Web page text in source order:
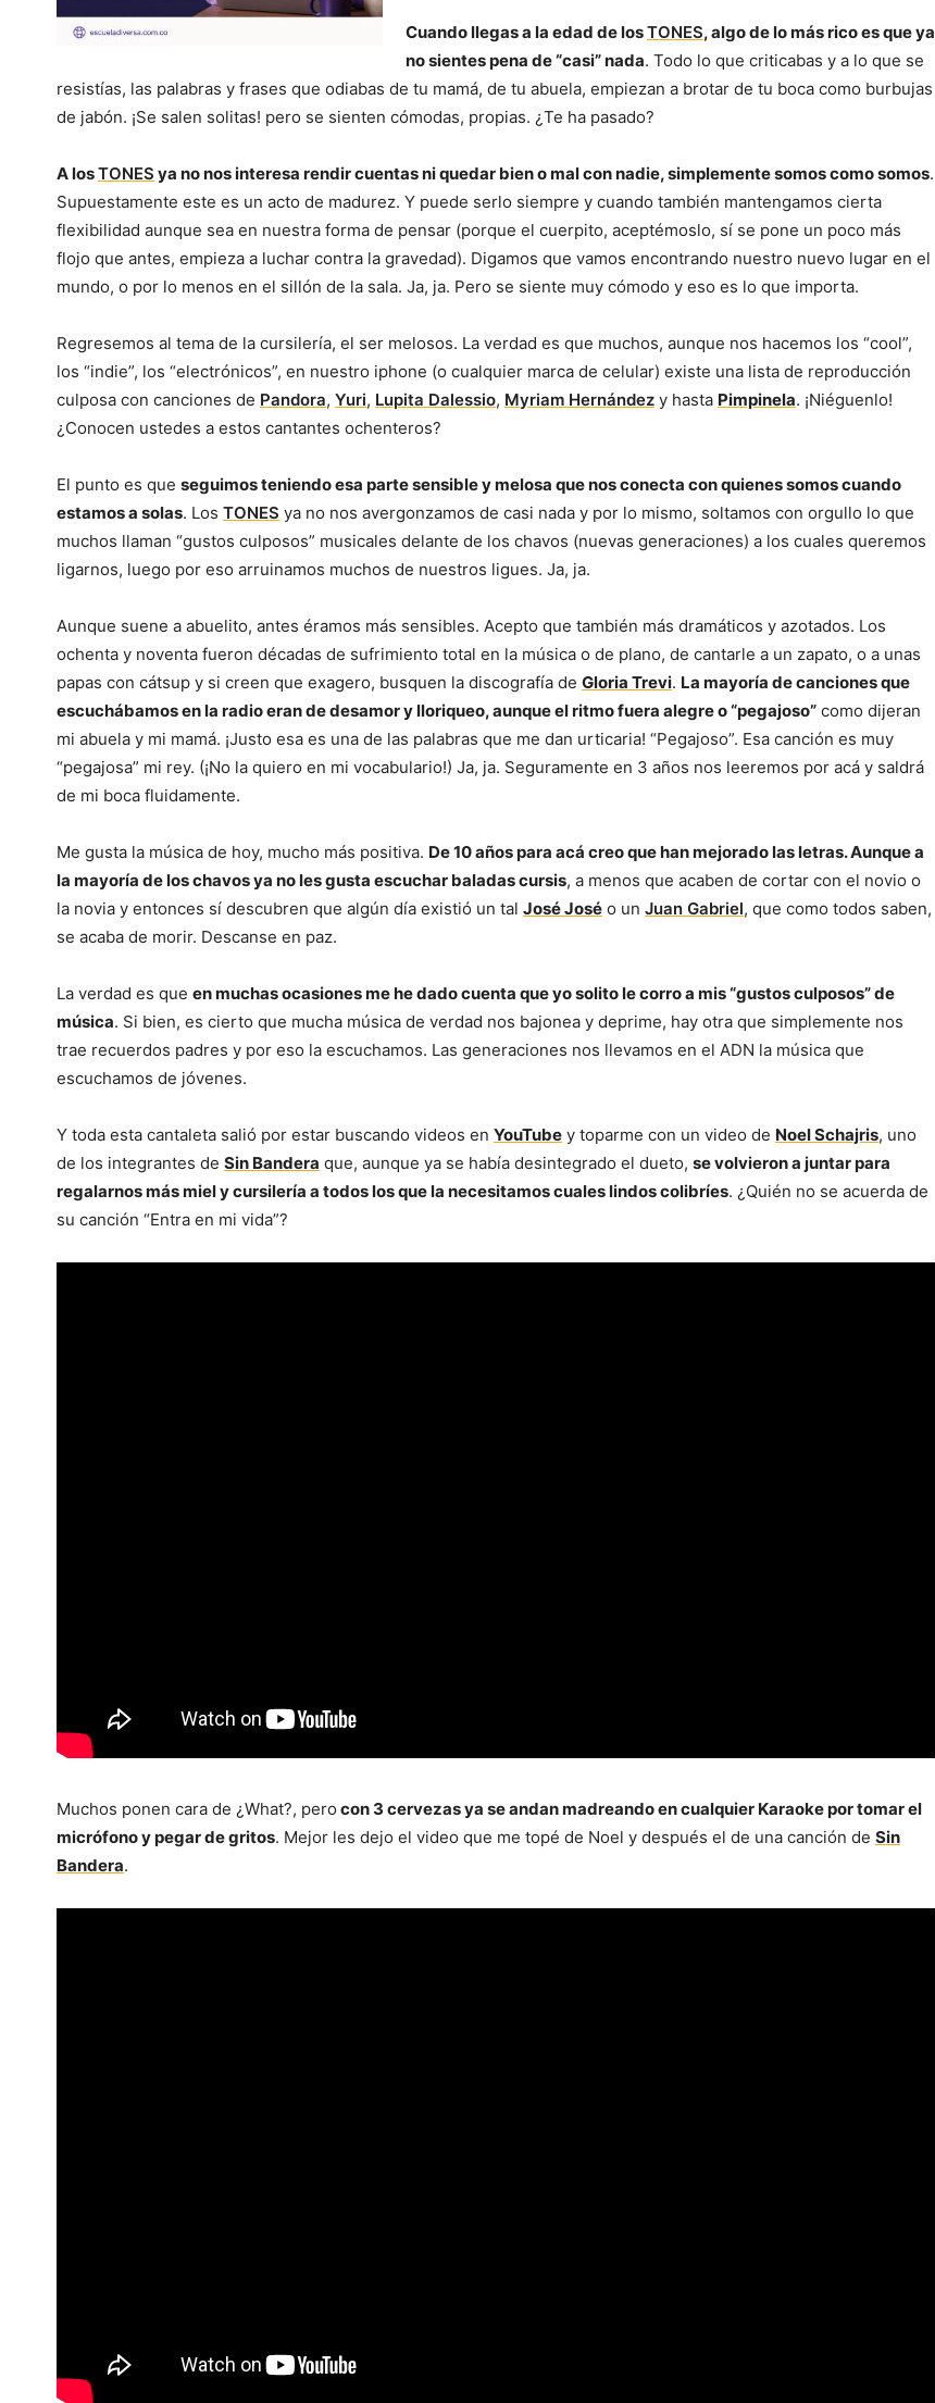
Cuando llegas a la edad de losTONES, algo de lo más rico es que ya
no sientes pena de “casi” nada. Todo lo que criticabas y a lo que se
resistías, las palabras y frases que odiabas de tu mamá, de tu abuela, empiezan a brotar de tu boca como burbujas
de jabón. ¡Se salen solitas! pero se sienten cómodas, propias. ¿Te ha pasado?
A losTONES ya no nos interesa rendir cuentas ni quedar bien o mal con nadie, simplemente somos como somos.
Supuestamente este es un acto de madurez. Y puede serlo siempre y cuando también mantengamos cierta
flexibilidad aunque sea en nuestra forma de pensar (porque el cuerpito, aceptémoslo, sí se pone un poco más
flojo que antes, empieza a luchar contra la gravedad). Digamos que vamos encontrando nuestro nuevo lugar en el
mundo, o por lo menos en el sillón de la sala. Ja, ja. Pero se siente muy cómodo y eso es lo que importa.
Regresemos al tema de la cursilería, el ser melosos. La verdad es que muchos, aunque nos hacemos los “cool”,
los “indie”, los “electrónicos”, en nuestro iphone (o cualquier marca de celular) existe una lista de reproducción
culposa con canciones de Pandora, Yuri, Lupita Dalessio, Myriam Hernández y hasta Pimpinela. ¡Niéguenlo!
¿Conocen ustedes a estos cantantes ochenteros?
El punto es que seguimos teniendo esa parte sensible y melosa que nos conecta con quienes somos cuando
estamos a solas. Los TONES ya no nos avergonzamos de casi nada y por lo mismo, soltamos con orgullo lo que
muchos llaman “gustos culposos” musicales delante de los chavos (nuevas generaciones) a los cuales queremos
ligarnos, luego por eso arruinamos muchos de nuestros ligues. Ja, ja.
Aunque suene a abuelito, antes éramos más sensibles. Acepto que también más dramáticos y azotados. Los
ochenta y noventa fueron décadas de sufrimiento total en la música o de plano, de cantarle a un zapato, o a unas
papas con cátsup y si creen que exagero, busquen la discografía de Gloria Trevi. La mayoría de canciones que
escuchábamos en la radio eran de desamor y lloriqueo, aunque el ritmo fuera alegre o “pegajoso” como dijeran
mi abuela y mi mamá. ¡Justo esa es una de las palabras que me dan urticaria! “Pegajoso”. Esa canción es muy
“pegajosa” mi rey. (¡No la quiero en mi vocabulario!) Ja, ja. Seguramente en 3 años nos leeremos por acá y saldrá
de mi boca fluidamente.
Me gusta la música de hoy, mucho más positiva. De 10 años para acá creo que han mejorado las letras. Aunque a
la mayoría de los chavos ya no les gusta escuchar baladas cursis, a menos que acaben de cortar con el novio o
la novia y entonces sí descubren que algún día existió un tal José José o un Juan Gabriel, que como todos saben,
se acaba de morir. Descanse en paz.
La verdad es que en muchas ocasiones me he dado cuenta que yo solito le corro a mis “gustos culposos” de
música. Si bien, es cierto que mucha música de verdad nos bajonea y deprime, hay otra que simplemente nos
trae recuerdos padres y por eso la escuchamos. Las generaciones nos llevamos en el ADN la música que
escuchamos de jóvenes.
Y toda esta cantaleta salió por estar buscando videos en YouTube y toparme con un video de Noel Schajris, uno
de los integrantes de Sin Bandera que, aunque ya se había desintegrado el dueto, se volvieron a juntar para
regalarnos más miel y cursilería a todos los que la necesitamos cuales lindos colibríes. ¿Quién no se acuerda de
su canción “Entra en mi vida”?
Muchos ponen cara de ¿What?, pero con 3 cervezas ya se andan madreando en cualquier Karaoke por tomar el
micrófono y pegar de gritos. Mejor les dejo el video que me topé de Noel y después el de una canción de Sin
Bandera.